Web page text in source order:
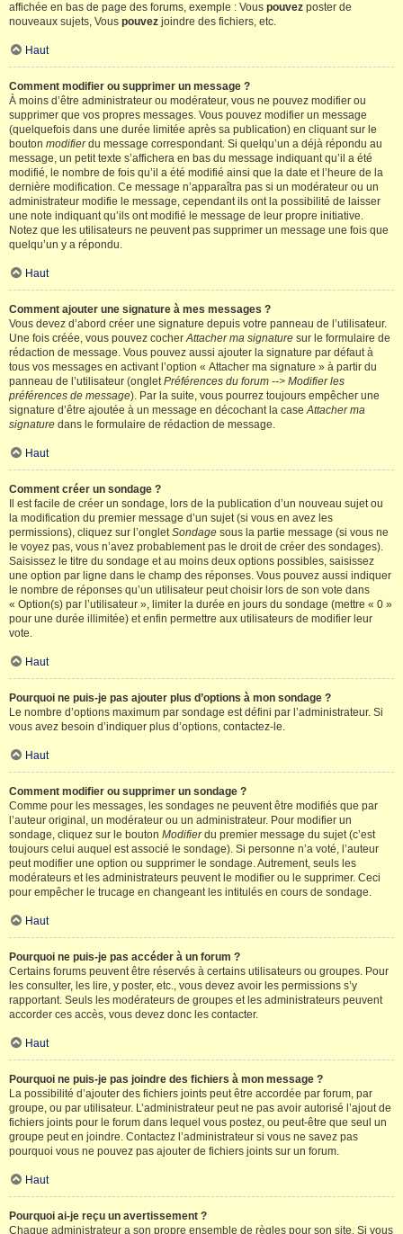
affichée en bas de page des forums, exemple : Vous pouvez poster de
nouveaux sujets, Vous pouvez joindre des fichiers, etc.
Haut
Comment modifier ou supprimer un message ?
À moins d’être administrateur ou modérateur, vous ne pouvez modifier ou
supprimer que vos propres messages. Vous pouvez modifier un message
(quelquefois dans une durée limitée après sa publication) en cliquant sur le
bouton modifierdu message correspondant. Si quelqu’un a déjà répondu au
message, un petit texte s’affichera en bas du message indiquant qu’il a été
modifié, le nombre de fois qu’il a été modifié ainsi que la date et l’heure de la
dernière modification. Ce message n’apparaîtra pas si un modérateur ou un
administrateur modifie le message, cependant ils ont la possibilité de laisser
une note indiquant qu’ils ont modifié le message de leur propre initiative.
Notez que les utilisateurs ne peuvent pas supprimer un message une fois que
quelqu’un y a répondu.
Haut
Comment ajouter une signature à mes messages ?
Vous devez d’abord créer une signature depuis votre panneau de l’utilisateur.
Une fois créée, vous pouvez cocherAttacher ma signature sur le formulaire de
rédaction de message. Vous pouvez aussi ajouter la signature par défaut à
tous vos messages en activant l’option « Attacher ma signature » à partir du
panneau de l’utilisateur (ongletPréférences du forum --> Modifier les
préférences de message). Par la suite, vous pourrez toujours empêcher une
signature d’être ajoutée à un message en décochant la caseAttacher ma
signature dans le formulaire de rédaction de message.
Haut
Comment créer un sondage ?
Il est facile de créer un sondage, lors de la publication d’un nouveau sujet ou
la modification du premier message d’un sujet (si vous en avez les
permissions), cliquez sur l’ongletSondage sous la partie message (si vous ne
le voyez pas, vous n’avez probablement pas le droit de créer des sondages).
Saisissez le titre du sondage et au moins deux options possibles, saisissez
une option par ligne dans le champ des réponses. Vous pouvez aussi indiquer
le nombre de réponses qu’un utilisateur peut choisir lors de son vote dans
« Option(s) par l’utilisateur », limiter la durée en jours du sondage (mettre « 0 »
pour une durée illimitée) et enfin permettre aux utilisateurs de modifier leur
vote.
Haut
Pourquoi ne puis-je pas ajouter plus d’options à mon sondage ?
Le nombre d’options maximum par sondage est défini par l’administrateur. Si
vous avez besoin d’indiquer plus d’options, contactez-le.
Haut
Comment modifier ou supprimer un sondage ?
Comme pour les messages, les sondages ne peuvent être modifiés que par
l’auteur original, un modérateur ou un administrateur. Pour modifier un
sondage, cliquez sur le bouton Modifierdu premier message du sujet (c’est
toujours celui auquel est associé le sondage). Si personne n’a voté, l’auteur
peut modifier une option ou supprimer le sondage. Autrement, seuls les
modérateurs et les administrateurs peuvent le modifier ou le supprimer. Ceci
pour empêcher le trucage en changeant les intitulés en cours de sondage.
Haut
Pourquoi ne puis-je pas accéder à un forum ?
Certains forums peuvent être réservés à certains utilisateurs ou groupes. Pour
les consulter, les lire, y poster, etc., vous devez avoir les permissions s’y
rapportant. Seuls les modérateurs de groupes et les administrateurs peuvent
accorder ces accès, vous devez donc les contacter.
Haut
Pourquoi ne puis-je pas joindre des fichiers à mon message ?
La possibilité d’ajouter des fichiers joints peut être accordée par forum, par
groupe, ou par utilisateur. L’administrateur peut ne pas avoir autorisé l’ajout de
fichiers joints pour le forum dans lequel vous postez, ou peut-être que seul un
groupe peut en joindre. Contactez l’administrateur si vous ne savez pas
pourquoi vous ne pouvez pas ajouter de fichiers joints sur un forum.
Haut
Pourquoi ai-je reçu un avertissement ?
Chaque administrateur a son propre ensemble de règles pour son site. Si vous